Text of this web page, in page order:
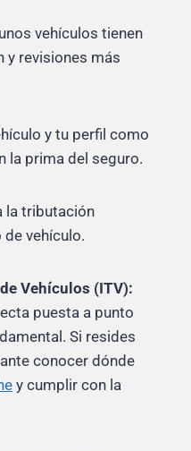
vehículos tienen
y revisiones más
y tu perfil como
la prima del seguro.
la tributación
vehículo.
Vehículos (ITV):
puesta a punto
Si resides
conocer dónde
y cumplir con la